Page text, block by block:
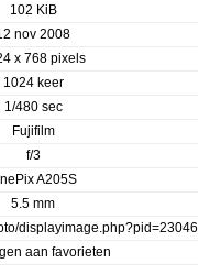
102 KiB
nov 2008
x 768 pixels
1024 keer
1/480 sec
Fujifilm
f/3
A205S
5.5 mm
displayimage.php?pid=23046
aan favorieten